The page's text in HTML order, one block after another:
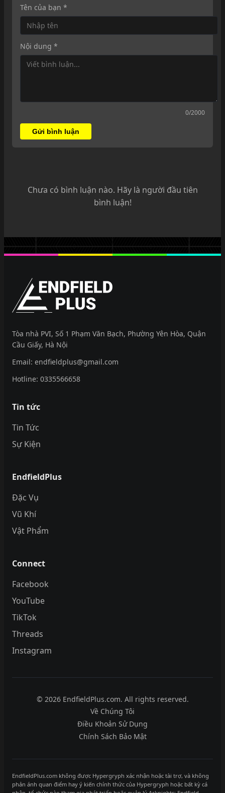
Tên của bạn *
Nội dung *
0/2000
Gửi bình luận
Chưa có bình luận nào. Hãy là người đầu tiên
bình luận!
EndfieldPlus
Tòa nhà PVI, Số 1 Phạm Văn Bạch, Phường Yên Hòa, Quận
Cầu Giấy, Hà Nội
Email: endfieldplus@gmail.com
Hotline: 0335566658
Tin tức
Tin Tức
Sự Kiện
EndfieldPlus
Đặc Vụ
Vũ Khí
Vật Phẩm
Connect
Facebook
YouTube
TikTok
Threads
Instagram
© 2026 EndfieldPlus.com. All rights reserved.
Về Chúng Tôi
Điều Khoản Sử Dụng
Chính Sách Bảo Mật
EndfieldPlus.com không được Hypergryph xác nhận hoặc tài trợ, và không
phản ánh quan điểm hay ý kiến chính thức của Hypergryph hoặc bất kỳ cá